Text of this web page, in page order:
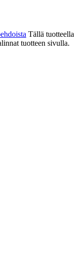
Tällä tuotteella
tuotteen sivulla.